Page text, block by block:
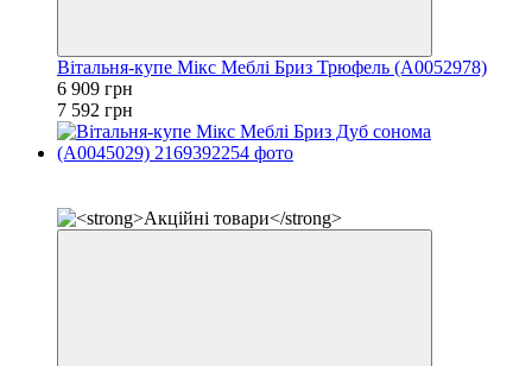
Вітальня-купе Мікс Меблі Бриз Трюфель (А0052978)
6 909 грн
7 592 грн